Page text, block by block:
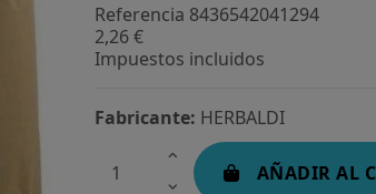
Referencia 8436542041294
2,26 €
Impuestos incluidos
Fabricante: HERBALDI
AÑADIR AL